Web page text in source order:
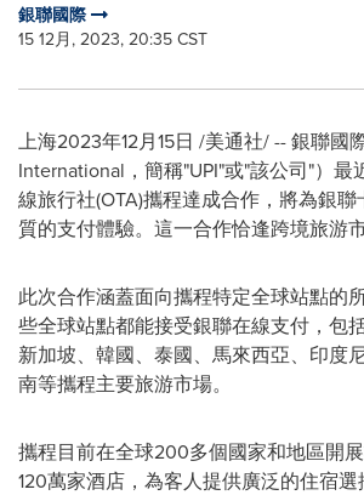
銀聯國際
15 12月, 2023, 20:35 CST
上海2023年12月15日 /美通社/ -- 銀聯國
International，簡稱"UPI"或"該公司"）最
線旅行社(OTA)攜程達成合作，將為銀
質的支付體驗。這一合作恰逢跨境旅游
此次合作涵蓋面向攜程特定全球站點的
些全球站點都能接受銀聯在線支付，包
新加坡、韓國、泰國、馬來西亞、印度
南等攜程主要旅游市場。
攜程目前在全球200多個國家和地區開
120萬家酒店，為客人提供廣泛的住宿